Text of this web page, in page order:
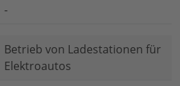
-
Betrieb von Ladestationen für
Elektroautos